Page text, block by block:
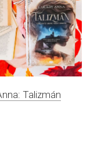
Talizmán